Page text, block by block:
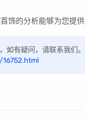
饰的分析能够为您提
有疑问，请联系我们。